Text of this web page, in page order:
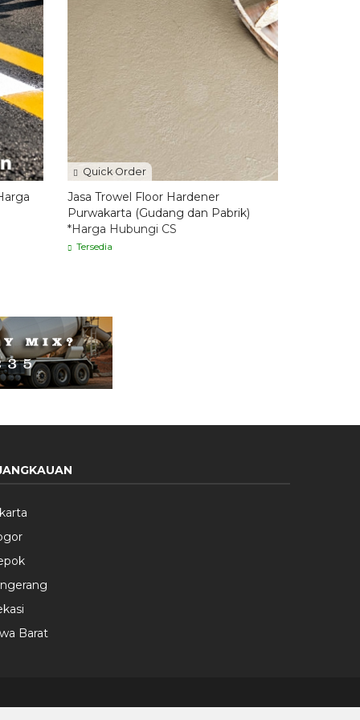
Quick Order
Jasa Trowel Floor Hardener
Purwakarta (Gudang dan Pabrik)
*Harga Hubungi CS
Tersedia
Barat